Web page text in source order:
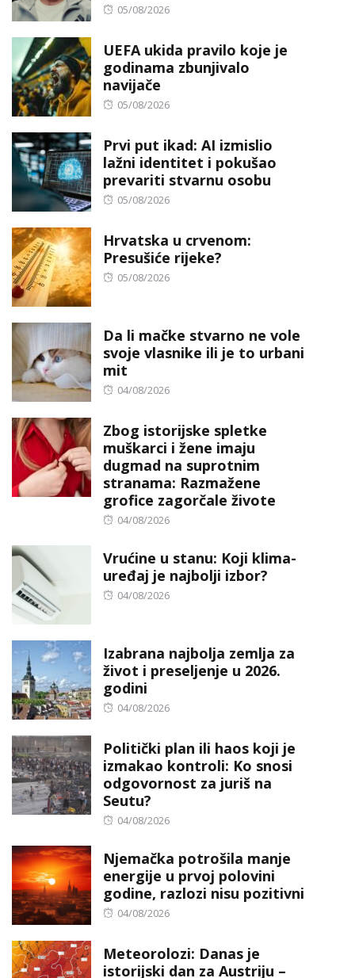
Posted
05/08/2026
UEFA ukida pravilo koje je
godinama zbunjivalo
navijače
Posted
05/08/2026
Prvi put ikad: AI izmislio
lažni identitet i pokušao
prevariti stvarnu osobu
Posted
05/08/2026
Hrvatska u crvenom:
Presušiće rijeke?
Posted
05/08/2026
Da li mačke stvarno ne vole
svoje vlasnike ili je to urbani
mit
Posted
04/08/2026
Zbog istorijske spletke
muškarci i žene imaju
dugmad na suprotnim
stranama: Razmažene
grofice zagorčale živote
Posted
04/08/2026
Vrućine u stanu: Koji klima-
uređaj je najbolji izbor?
Posted
04/08/2026
Izabrana najbolja zemlja za
život i preseljenje u 2026.
godini
Posted
04/08/2026
Politički plan ili haos koji je
izmakao kontroli: Ko snosi
odgovornost za juriš na
Seutu?
Posted
04/08/2026
Njemačka potrošila manje
energije u prvoj polovini
godine, razlozi nisu pozitivni
Posted
04/08/2026
Meteorolozi: Danas je
istorijski dan za Austriju –